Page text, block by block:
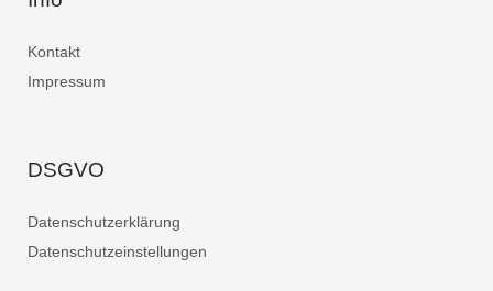
Kontakt
Impressum
DSGVO
Datenschutzerklärung
Datenschutzeinstellungen